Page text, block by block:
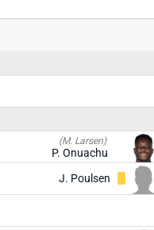
(M. Larsen)
P. Onuachu
J. Poulsen